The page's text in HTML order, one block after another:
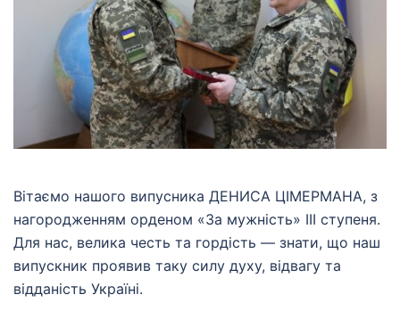
Вітаємо нашого випусника ДЕНИСА ЦІМЕРМАНА, з
нагородженням орденом «За мужність» III ступеня.
Для нас, велика честь та гордість — знати, що наш
випускник проявив таку силу духу, відвагу та
відданість Україні.